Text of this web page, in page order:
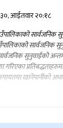
आईतवार २०:१८
सार्वजनिक
सार्वजनिक
सुनुवाईको
खानेपानीको